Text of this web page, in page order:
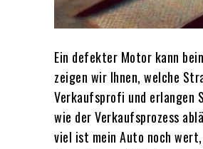
Ein defekter Motor kann
zeigen wir Ihnen, welche
Verkaufsprofi und erlangen
wie der Verkaufsprozess
viel ist mein Auto noch